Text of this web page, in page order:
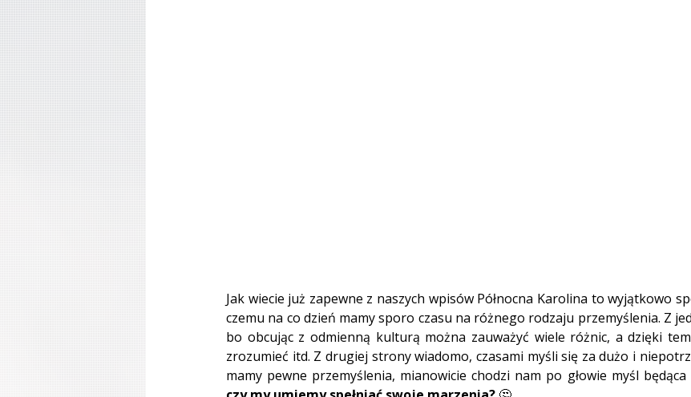
Jak wiecie już zapewne z naszych wpisów Północna Karolina to wyjątkowo
czemu na co dzień mamy sporo czasu na różnego rodzaju przemyślenia. Z
bo obcując z odmienną kulturą można zauważyć wiele różnic, a dzięki
zrozumieć itd. Z drugiej strony wiadomo, czasami myśli się za dużo i